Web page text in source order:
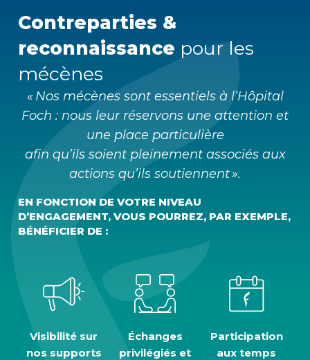
Contreparties &
reconnaissance pour les
mécènes
« Nos mécènes sont essentiels à l’Hôpital
Foch : nous leur réservons une attention et
une place particulière
afin qu’ils soient pleinement associés aux
actions qu’ils soutiennent ».
EN FONCTION DE VOTRE NIVEAU
D’ENGAGEMENT, VOUS POURREZ, PAR EXEMPLE,
BÉNÉFICIER DE :
Visibilité sur
nos supports
Échanges
privilégiés et
Participation
aux temps